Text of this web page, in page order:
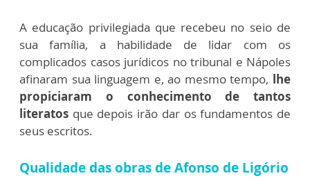
A educação privilegiada que recebeu no seio de
sua família, a habilidade de lidar com os
complicados casos jurídicos no tribunal e Nápoles
afinaram sua linguagem e, ao mesmo tempo, lhe
propiciaram o conhecimento de tantos
literatos que depois irão dar os fundamentos de
seus escritos.
Qualidade das obras de Afonso de Ligório